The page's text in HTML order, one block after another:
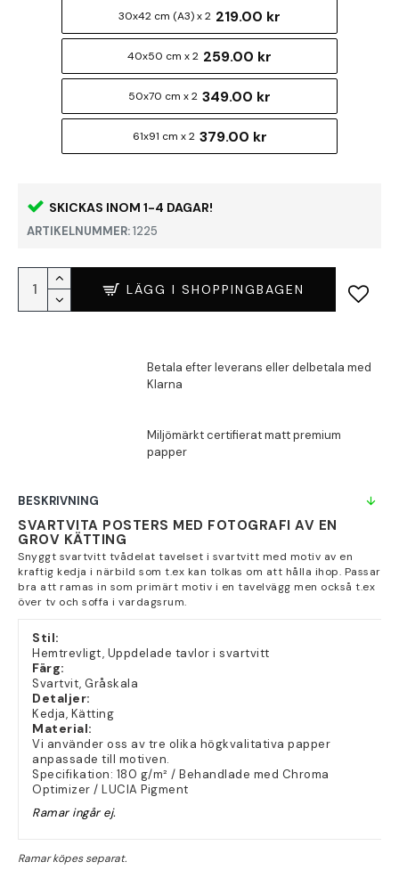
SKICKAS INOM 1-4 DAGAR!
ARTIKELNUMMER:1225
30x42 cm (A3) x 2 219.00 kr
40x50 cm x 2 259.00 kr
50x70 cm x 2 349.00 kr
61x91 cm x 2 379.00 kr
LÄGG I SHOPPINGBAGEN
BESKRIVNING
SVARTVITA POSTERS MED FOTOGRAFI AV EN
GROV KÄTTING
Snyggt svartvitt tvådelat tavelset i svartvitt med motiv av en
kraftig kedja i närbild som t.ex kan tolkas om att hålla ihop. Passar
bra att ramas in som primärt motiv i en tavelvägg men också t.ex
över tv och soffa i vardagsrum.
Stil:
Hemtrevligt, Uppdelade tavlor i svartvitt
Färg:
Svartvit, Gråskala
Detaljer:
Kedja, Kätting
Material:
Vi använder oss av tre olika högkvalitativa papper
anpassade till motiven.
Specifikation: 180 g/m² / Behandlade med Chroma
Optimizer / LUCIA Pigment
Ramar ingår ej.